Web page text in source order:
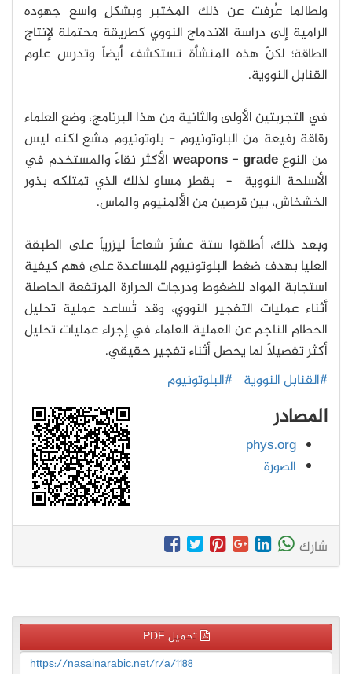
ولطالما عُرفت عن ذلك المختبر وبشكلٍ واسع جهوده
الرامية إلى دراسة الاندماج النووي كطريقة محتملة لإنتاج
الطاقة؛ لكنّ هذه المنشأة تستكشف أيضاً وتدرس علوم
القنابل النووية.
في التجربتين الأولى والثانية من هذا البرنامج، وضع العلماء
رقاقة رفيعة من البلوتونيوم - بلوتونيوم مشع لكنه ليس
من النوعweapons - grade
الأكثر نقاءً والمستخدم في
الأسلحة النووية – بقطرٍ مساوٍ لذلك الذي تمتلكه بذور
الخشخاش، بين قرصين من الألمنيوم والماس.
وبعد ذلك، أطلقوا ستة عشرَ شعاعاً ليزرياً على الطبقة
العليا بهدف ضغط البلوتونيوم للمساعدة على فهم كيفية
استجابة المواد للضغوط ودرجات الحرارة المرتفعة الحاصلة
أثناء عمليات التفجير النووي، وقد تُساعد عملية تحليل
الحطام الناجم عن العملية العلماء في إجراء عمليات تحليل
أكثر تفصيلاً لما يحصل أثناء تفجيرٍ حقيقي.
#القنابل النووية #البلوتونيوم
المصادر
phys.org
الصورة
شارك
تحميل PDF
https://nasainarabic.net/r/a/1188